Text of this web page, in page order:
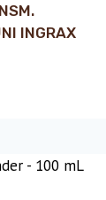
INGRAX